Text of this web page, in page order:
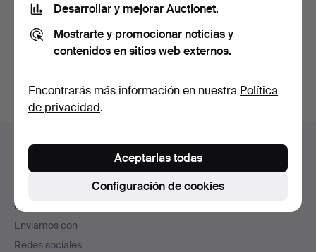
Suscribir búsqueda
También puedes buscar ennuestro archivo de
subastas concluidas.
en
de
página
Ayuda y contacto
Contacta con el servicio de atención al cliente
Todas las casas de subastas
Modos de pago
Enviamos con
Redes sociales
Desarrollar y mejorar Auctionet.
Mostrarte y promocionar noticias y
contenidos en sitios web externos.
Encontrarás más información en nuestra Política
de privacidad.
Configuración de cookies
Aceptarlas todas